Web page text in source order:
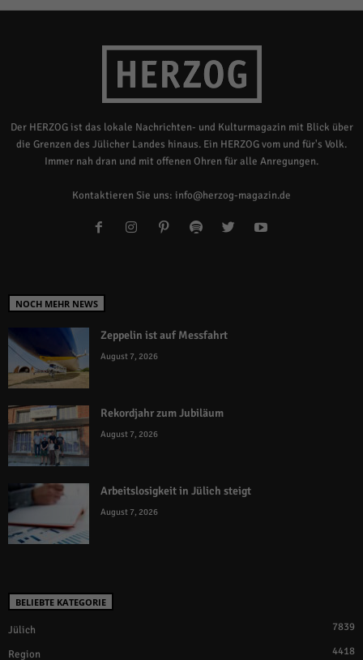
Der HERZOG ist das lokale Nachrichten- und Kulturmagazin mit Blick über
die Grenzen des Jülicher Landes hinaus. Ein HERZOG vom und für's Volk.
Immer nah dran und mit offenen Ohren für alle Anregungen.
Kontaktieren Sie uns: info@herzog-magazin.de
NOCH MEHR NEWS
Zeppelin ist auf Messfahrt
August 7, 2026
Rekordjahr zum Jubiläum
August 7, 2026
Arbeitslosigkeit in Jülich steigt
August 7, 2026
BELIEBTE KATEGORIE
Jülich 7839
Region 4418